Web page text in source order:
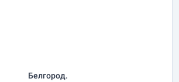
Белгород.